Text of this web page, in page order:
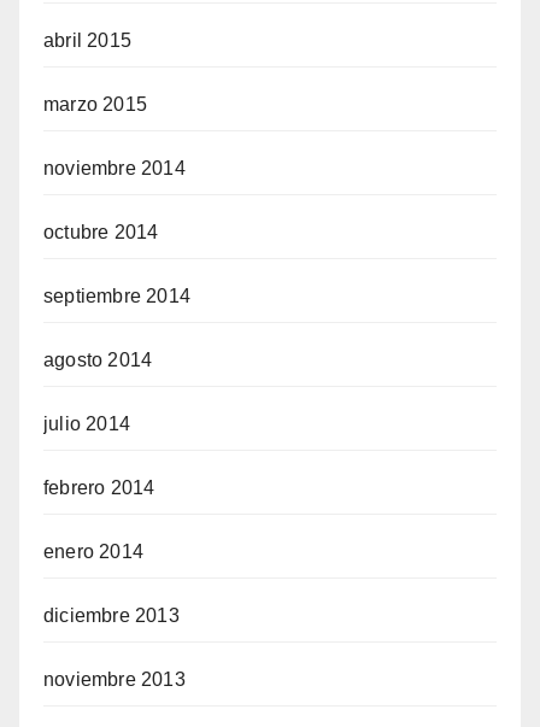
abril 2015
marzo 2015
noviembre 2014
octubre 2014
septiembre 2014
agosto 2014
julio 2014
febrero 2014
enero 2014
diciembre 2013
noviembre 2013